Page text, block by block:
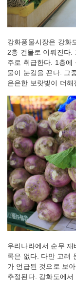
강화풍물시장은 강화
2층 건물로 이뤄진다.
주로 취급한다. 1층에
물이 눈길을 끈다. 그
은은한 보랏빛이 더
우리나라에서 순무
록은 없다. 다만 고려
가 언급된 것으로 보
추정된다. 강화도에